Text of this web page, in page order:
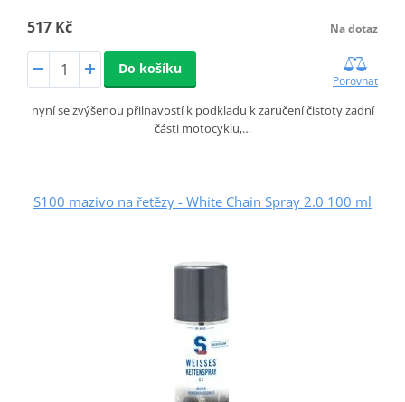
517 Kč Na dotaz
Do košíku
Porovnat
nyní se zvýšenou přilnavostí k podkladu k zaručení čistoty zadní
části motocyklu,…
S100 mazivo na řetězy - White Chain Spray 2.0 100 ml